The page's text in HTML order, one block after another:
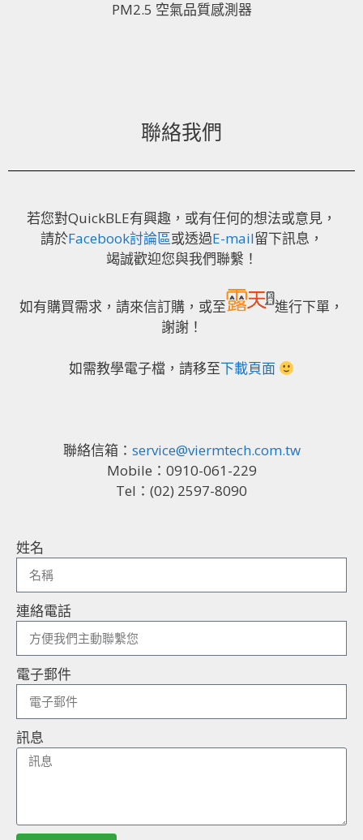
PM2.5 空氣品質感測器
聯絡我們
若您對QuickBLE有興趣，或有任何的想法或意見，
請於Facebook討論區或透過E-mail留下訊息，
竭誠歡迎您與我們聯繫！
如有購買需求，請來信訂購，或至
進行下單，
謝謝！
如需教學電子檔，請移至下載頁面
聯絡信箱： service@viermtech.com.tw
Mobile：0910-061-229
Tel：(02) 2597-8090
姓名
連絡電話
電子郵件
訊息